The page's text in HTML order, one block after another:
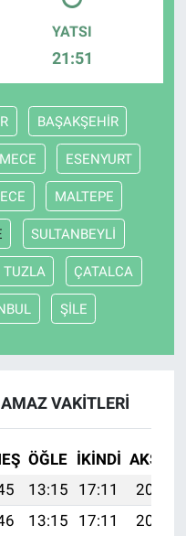
YATSI
21:51
BAŞAKŞEHİR
ESENYURT
MALTEPE
SULTANBEYLİ
TUZLA ÇATALCA
ŞİLE
VAKITLERI
ÖĞLE İKINDI AKŞAM
13:15 17:11
20:34
13:15 17:11
20:33